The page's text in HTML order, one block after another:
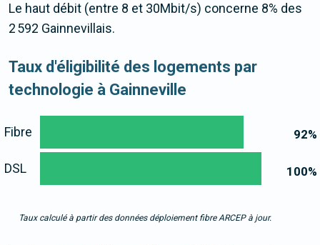
Le haut débit (entre 8 et 30Mbit/s) concerne 8% des
2 592 Gainnevillais.
Taux d'éligibilité des logements par
technologie à Gainneville
92%
100%
Fibre
DSL
Taux calculé à partir des données déploiement fibre ARCEP à jour.